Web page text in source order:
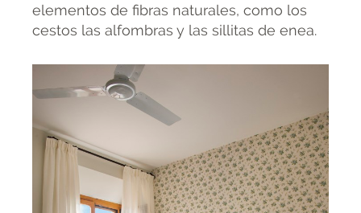
elementos de fibras naturales, como los
cestos las alfombras y las sillitas de enea.